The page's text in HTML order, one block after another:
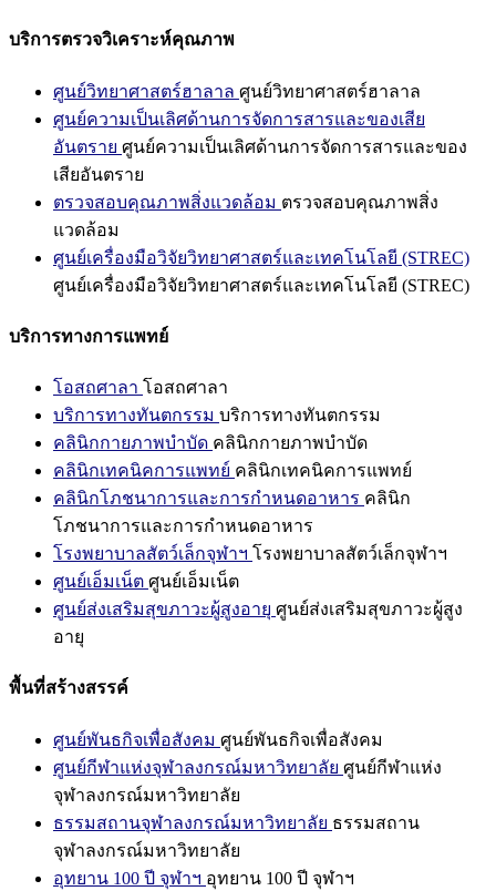
บริการตรวจวิเคราะห์คุณภาพ
ศูนย์วิทยาศาสตร์ฮาลาล ศูนย์วิทยาศาสตร์ฮาลาล
ศูนย์ความเป็นเลิศด้านการจัดการสารและของเสีย
อันตราย ศูนย์ความเป็นเลิศด้านการจัดการสารและของ
เสียอันตราย
ตรวจสอบคุณภาพสิ่งแวดล้อม ตรวจสอบคุณภาพสิ่ง
แวดล้อม
ศูนย์เครื่องมือวิจัยวิทยาศาสตร์และเทคโนโลยี (STREC)
ศูนย์เครื่องมือวิจัยวิทยาศาสตร์และเทคโนโลยี (STREC)
บริการทางการแพทย์
โอสถศาลา โอสถศาลา
บริการทางทันตกรรม บริการทางทันตกรรม
คลินิกกายภาพบำบัด คลินิกกายภาพบำบัด
คลินิกเทคนิคการแพทย์ คลินิกเทคนิคการแพทย์
คลินิกโภชนาการและการกำหนดอาหาร คลินิก
โภชนาการและการกำหนดอาหาร
โรงพยาบาลสัตว์เล็กจุฬาฯ โรงพยาบาลสัตว์เล็กจุฬาฯ
ศูนย์เอ็มเน็ต ศูนย์เอ็มเน็ต
ศูนย์ส่งเสริมสุขภาวะผู้สูงอายุ ศูนย์ส่งเสริมสุขภาวะผู้สูง
อายุ
พื้นที่สร้างสรรค์
ศูนย์พันธกิจเพื่อสังคม ศูนย์พันธกิจเพื่อสังคม
ศูนย์กีฬาแห่งจุฬาลงกรณ์มหาวิทยาลัย ศูนย์กีฬาแห่ง
จุฬาลงกรณ์มหาวิทยาลัย
ธรรมสถานจุฬาลงกรณ์มหาวิทยาลัย ธรรมสถาน
จุฬาลงกรณ์มหาวิทยาลัย
อุทยาน 100 ปี จุฬาฯ อุทยาน 100 ปี จุฬาฯ